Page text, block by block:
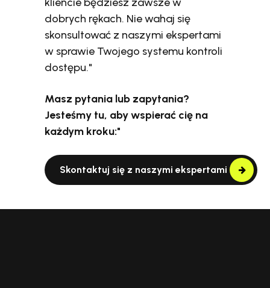
dobrych rękach. Nie wahaj się
skonsultować z naszymi ekspertami
w sprawie Twojego systemu kontroli
dostępu."
Masz pytania lub zapytania?
Jesteśmy tu, aby wspierać cię na
każdym kroku:"
Skontaktuj się z naszymi ekspertami